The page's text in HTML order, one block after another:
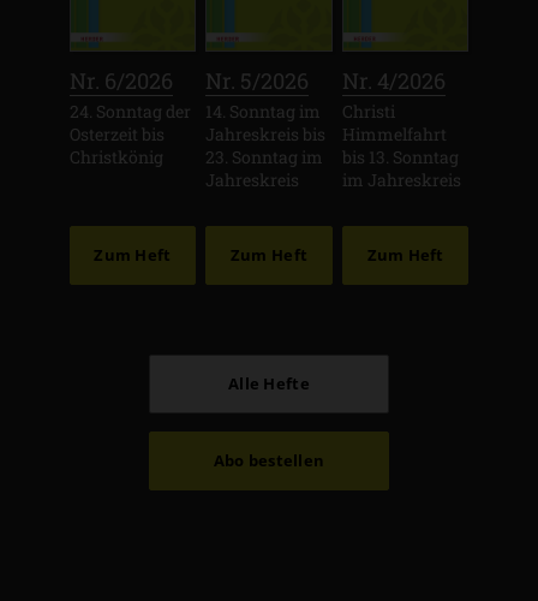
Nr. 6/2026
24. Sonntag der
Osterzeit bis
Christkönig
Zum Heft
Nr. 5/2026
14. Sonntag im
Jahreskreis bis
23. Sonntag im
Jahreskreis
Zum Heft
Nr. 4/2026
Christi
Himmelfahrt
bis 13. Sonntag
im Jahreskreis
Zum Heft
Alle Hefte
Abo bestellen